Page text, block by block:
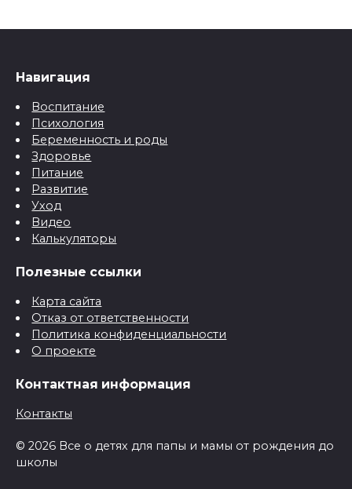
Навигация
Воспитание
Психология
Беременность и роды
Здоровье
Питание
Развитие
Уход
Видео
Калькуляторы
Полезные ссылки
Карта сайта
Отказ от ответственности
Политика конфиденциальности
О проекте
Контактная информация
Контакты
© 2026 Все о детях для папы и мамы от рождения до
школы